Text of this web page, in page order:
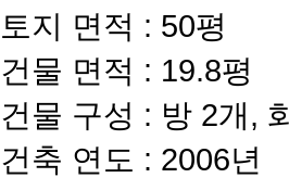
토지 면적 : 50평
건물 면적 : 19.8평
건물 구성 : 방 2개,
건축 연도 : 2006년